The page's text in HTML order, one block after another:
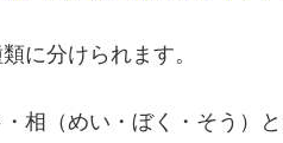
に分けられます。
相（めい・ぼく・そう）